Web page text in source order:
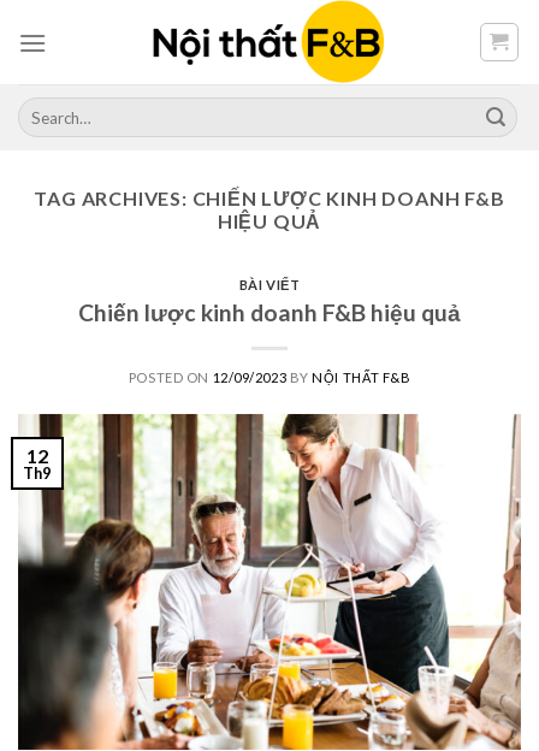
Search
for:
TAG ARCHIVES: CHIẾN LƯỢC KINH DOANH F&B
HIỆU QUẢ
BÀI VIẾT
Chiến lược kinh doanh F&B hiệu quả
POSTED ON 12/09/2023 BYNỘI THẤT F&B
12
Th9